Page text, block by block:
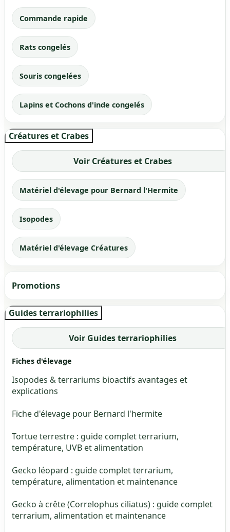
Commande rapide
Rats congelés
Souris congelées
Lapins et Cochons d'inde congelés
Créatures et Crabes
Voir Créatures et Crabes
Matériel d'élevage pour Bernard l'Hermite
Isopodes
Matériel d'élevage Créatures
Promotions
Guides terrariophilies
Voir Guides terrariophilies
Fiches d'élevage
Isopodes & terrariums bioactifs avantages et
explications
Fiche d'élevage pour Bernard l'hermite
Tortue terrestre : guide complet terrarium,
température, UVB et alimentation
Gecko léopard : guide complet terrarium,
température, alimentation et maintenance
Gecko à crête (Correlophus ciliatus) : guide complet
terrarium, alimentation et maintenance